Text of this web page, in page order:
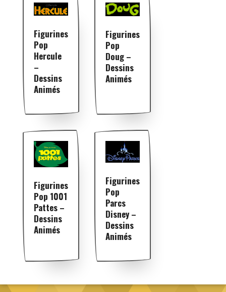
Figurines
Pop
Hercule
–
Dessins
Animés
Figurines
Pop
Doug –
Dessins
Animés
Figurines
Pop 1001
Pattes –
Dessins
Animés
Figurines
Pop
Parcs
Disney –
Dessins
Animés